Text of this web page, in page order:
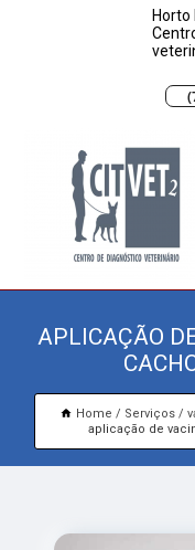
Horto
APLICAÇÃO
Home Serviços
aplicação de